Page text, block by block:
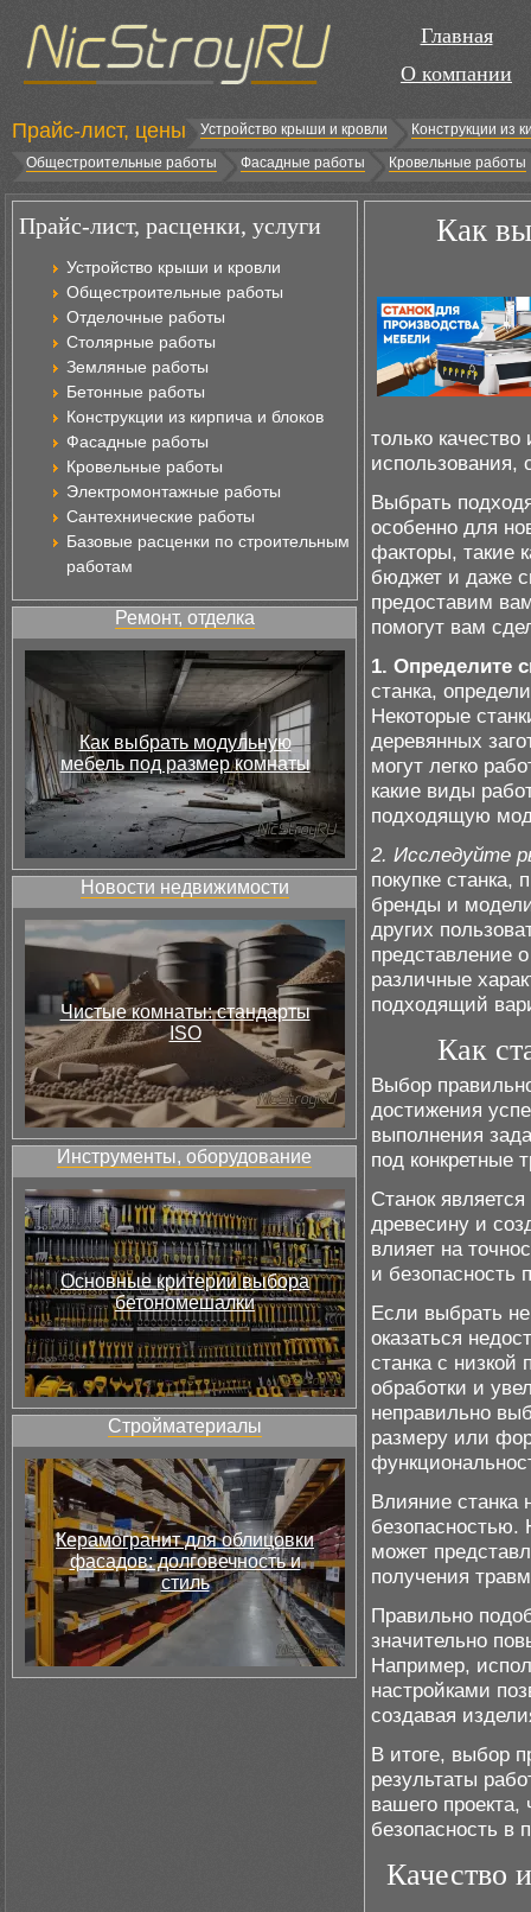
Главная
О компании
Прайс-лист, цены Устройство крыши и кровли
Конструкции из
Общестроительные работы
Фасадные работы Кровельные работы
Прайс-лист, расценки, услуги
Устройство крыши и кровли
Общестроительные работы
Отделочные работы
Столярные работы
Земляные работы
Бетонные работы
Конструкции из кирпича и блоков
Фасадные работы
Кровельные работы
Электромонтажные работы
Сантехнические работы
Базовые расценки по строительным
работам
Ремонт, отделка
Как выбрать модульную
мебель под размер комнаты
Новости недвижимости
Чистые комнаты: стандарты
ISO
Инструменты, оборудование
Основные критерии выбора
бетономешалки
Стройматериалы
Керамогранит для облицовки
фасадов: долговечность и
стиль
Как
только
использования,
Выбрать
особенно для
факторы, такие
бюджет и даже
предоставим
помогут вам
1. Определите
станка,
Некоторые
деревянных
могут легко
какие виды
подходящую
2. Исследуйте
покупке станка,
бренды и
других
представление
различные
подходящий
Как
Выбор
достижения
выполнения
под конкретные
Станок
древесину и
влияет на
и безопасность
Если выбрать
оказаться
станка с низкой
обработки и
неправильно
размеру или
Влияние станка
безопасностью.
может
получения
Правильно
значительно
Например,
настройками
создавая
В итоге, выбор
результаты
вашего
безопасность в
Качество